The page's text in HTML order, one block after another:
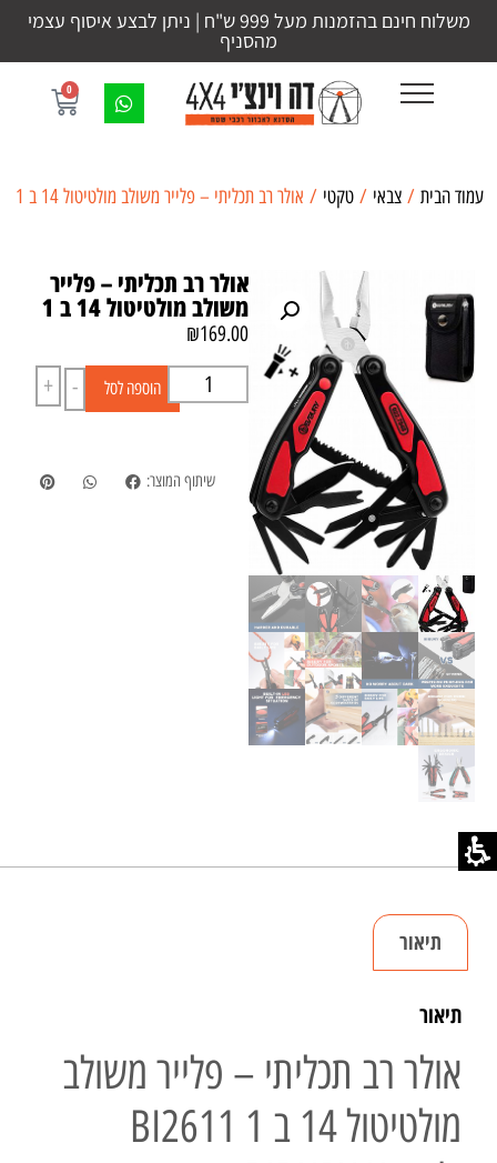
משלוח חינם בהזמנות מעל 999 ש"ח | ניתן לבצע איסוף עצמי
מהסניף
0
עמוד הבית / צבאי / טקטי / אולר רב תכליתי – פלייר משולב מולטיטול 14 ב 1
אולר רב תכליתי – פלייר
משולב מולטיטול 14 ב 1
₪169.00
-
+ הוספה לסל
שיתוף המוצר:
תיאור
תיאור
אולר רב תכליתי – פלייר משולב
מולטיטול 14 ב 1 BI2611